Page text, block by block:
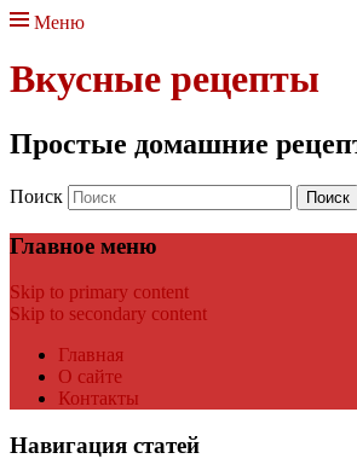
Меню
Вкусные рецепты
Простые домашние
Поиск
Главное меню
Skip to primary content
Skip to secondary content
Главная
О сайте
Контакты
Навигация статей